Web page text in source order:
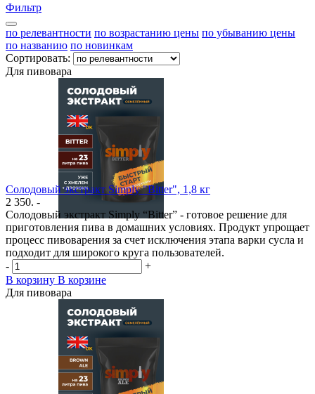
Фильтр
по релевантности по возрастанию цены по убыванию цены
по названию по новинкам
Сортировать:
Для пивовара
Солодовый экстракт Simply "Bitter", 1,8 кг
2 350. -
Солодовый экстракт Simply “Bitter” - готовое решение для
приготовления пива в домашних условиях. Продукт упрощает
процесс пивоварения за счет исключения этапа варки сусла и
подходит для широкого круга пользователей.
-
+
В корзину В корзине
Для пивовара